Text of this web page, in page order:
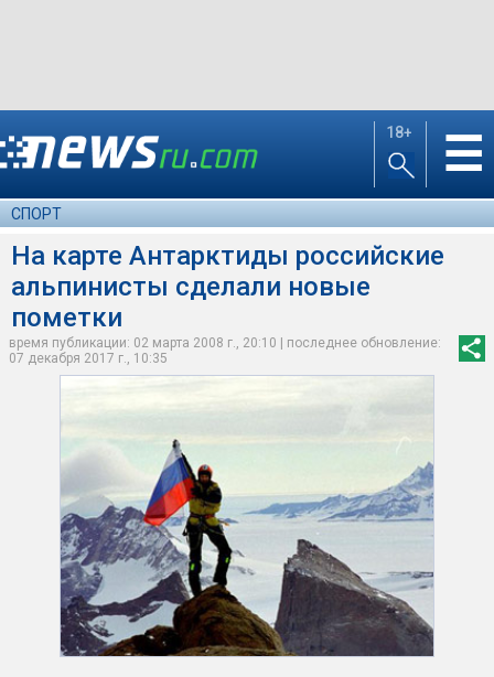
18+ ☰
СПОРТ
На карте Антарктиды российские
альпинисты сделали новые
пометки
время публикации: 02 марта 2008 г., 20:10 | последнее обновление:
07 декабря 2017 г., 10:35